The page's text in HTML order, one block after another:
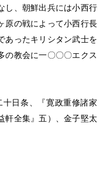
し、朝鮮出兵には小西行
原の戦によって小西行長
あったキリシタン武士を
の教会に一〇〇〇エクス
十日条、『寛政重修諸家
軒全集』五）、金子堅太